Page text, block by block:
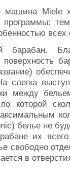
машина Miele
барабан.
поверхность
слегка
между
по которой
белье не
их
свободно
в